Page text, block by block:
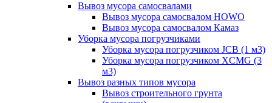
Вывоз мусора самосвалами
Вывоз мусора самосвалом HOWO
Вывоз мусора самосвалом Камаз
Уборка мусора погрузчиками
Уборка мусора погрузчиком JCB (1 м3)
Уборка мусора погрузчиком XCMG (3
м3)
Вывоз разных типов мусора
Вывоз строительного грунта